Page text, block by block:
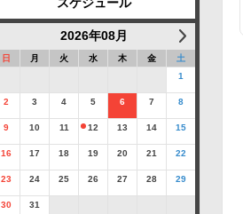
2026年08月
日 月 火 水 木 金
土
1
2 3 4 5 6 7 8
9 10 11 12 13 14 15
16 17 18 19 20 21 22
23 24 25 26 27 28 29
30 31